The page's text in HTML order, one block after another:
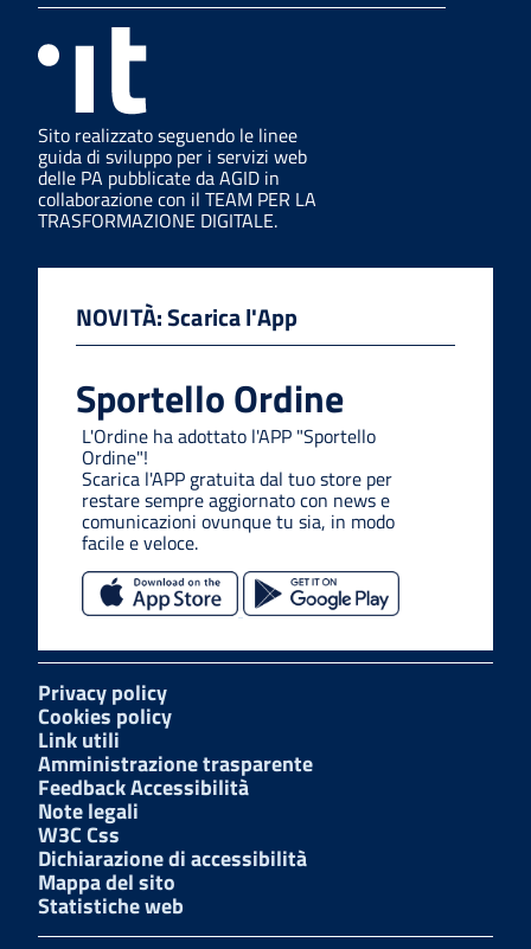
Sito realizzato seguendo le linee
guida di sviluppo per i servizi web
delle PA pubblicate da AGID in
collaborazione con il TEAM PER LA
TRASFORMAZIONE DIGITALE.
NOVITÀ: Scarica l'App
Sportello Ordine
L'Ordine ha adottato l'APP "Sportello
Ordine"!
Scarica l'APP gratuita dal tuo store per
restare sempre aggiornato con news e
comunicazioni ovunque tu sia, in modo
facile e veloce.
Privacy policy
Cookies policy
Link utili
Amministrazione trasparente
Feedback Accessibilità
Note legali
W3C Css
Dichiarazione di accessibilità
Mappa del sito
Statistiche web